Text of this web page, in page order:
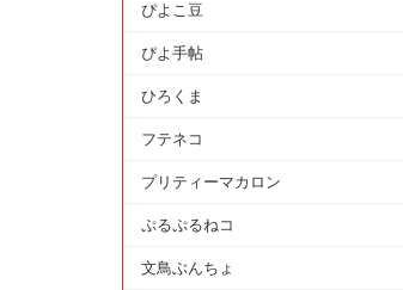
ぴよこ豆
ぴよ手帖
ひろくま
フテネコ
プリティーマカロン
ぷるぷるねコ
文鳥ぶんちょ